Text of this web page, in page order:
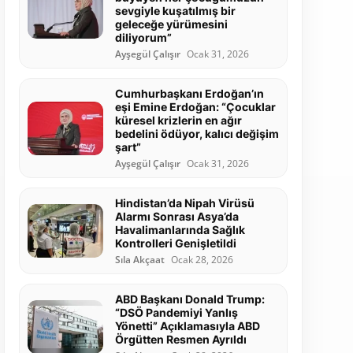
sevgiyle kuşatılmış bir
geleceğe yürümesini
diliyorum”
Ayşegül Çalışır Ocak 31, 2026
Cumhurbaşkanı Erdoğan’ın
eşi Emine Erdoğan: “Çocuklar
küresel krizlerin en ağır
bedelini ödüyor, kalıcı değişim
şart”
Ayşegül Çalışır Ocak 31, 2026
Hindistan’da Nipah Virüsü
Alarmı Sonrası Asya’da
Havalimanlarında Sağlık
Kontrolleri Genişletildi
Sıla Akçaat Ocak 28, 2026
ABD Başkanı Donald Trump:
“DSÖ Pandemiyi Yanlış
Yönetti” Açıklamasıyla ABD
Örgütten Resmen Ayrıldı